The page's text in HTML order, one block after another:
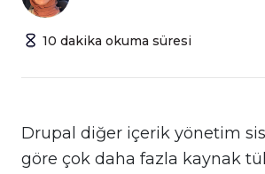
10 dakika okuma süresi
Drupal diğer içerik yönetim
göre çok daha fazla kaynak